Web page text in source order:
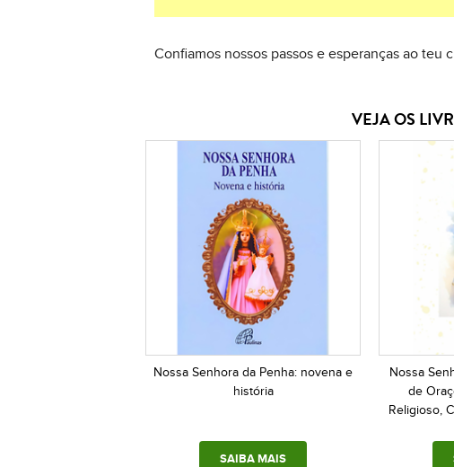
Confiamos nossos passos e esperanças ao
VEJA OS
Nossa Senhora da Penha: novena e
história
SAIBA MAIS
Nossa
de
Religioso,